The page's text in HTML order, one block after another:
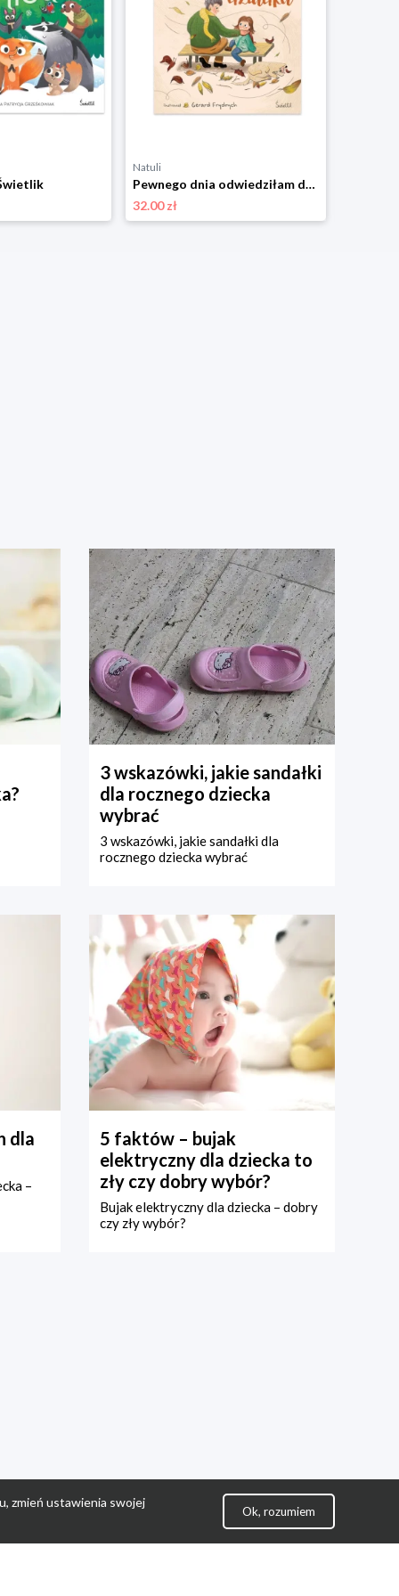
Natuli
Pewnego dnia odwiedziłam dziadka Świetlik
32.00 zł
3 wskazówki, jakie sandałki
dla rocznego dziecka
wybrać
3 wskazówki, jakie sandałki dla
rocznego dziecka wybrać
dla
–
5 faktów – bujak
elektryczny dla dziecka to
zły czy dobry wybór?
Bujak elektryczny dla dziecka – dobry
czy zły wybór?
zmień ustawienia swojej
Ok, rozumiem